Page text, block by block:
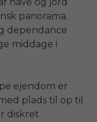
panorama.
dependance
middage i
ejendom er
plads til op til
diskret